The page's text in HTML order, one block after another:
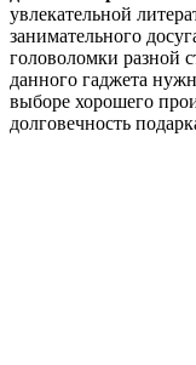
увлекательной
занимательного
головоломки разной
данного гаджета
выборе хорошего
долговечность